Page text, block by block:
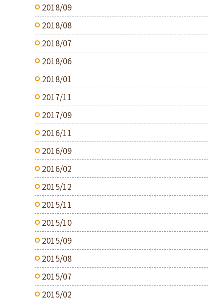
2018/09
2018/08
2018/07
2018/06
2018/01
2017/11
2017/09
2016/11
2016/09
2016/02
2015/12
2015/11
2015/10
2015/09
2015/08
2015/07
2015/02